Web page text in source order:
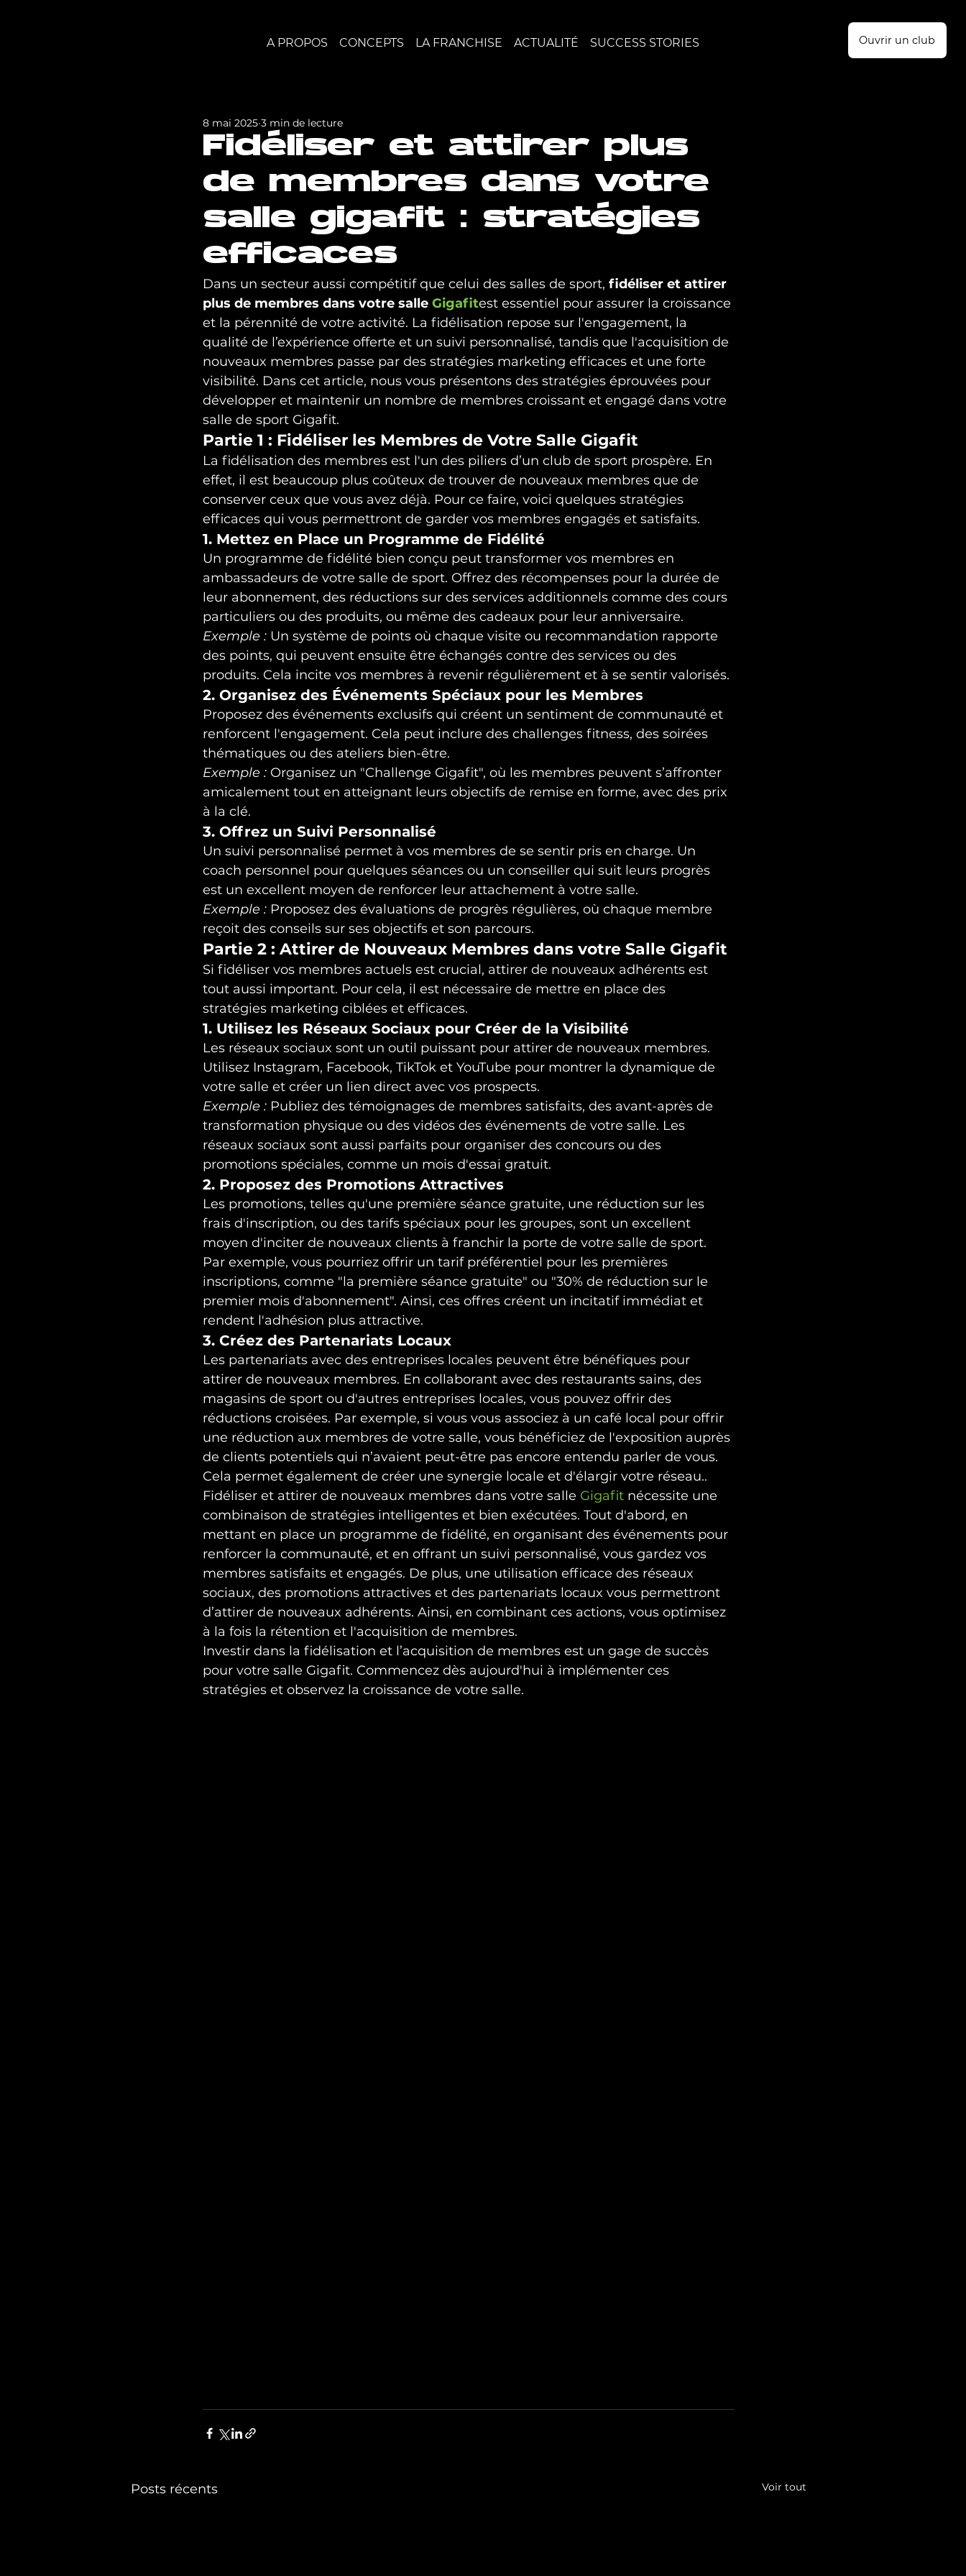
A PROPOS CONCEPTS LA FRANCHISE ACTUALITÉ SUCCESS STORIES Ouvrir un club
Fidéliser et attirer plus
de membres dans votre
salle gigafit : stratégies
efficaces
8 mai 2025 3 min de lecture
Dans un secteur aussi compétitif que celui des salles de sport, fidéliser et attirer
plus de membres dans votre salle Gigafitest essentiel pour assurer la croissance
et la pérennité de votre activité. La fidélisation repose sur l'engagement, la
qualité de l’expérience offerte et un suivi personnalisé, tandis que l'acquisition de
nouveaux membres passe par des stratégies marketing efficaces et une forte
visibilité. Dans cet article, nous vous présentons des stratégies éprouvées pour
développer et maintenir un nombre de membres croissant et engagé dans votre
salle de sport Gigafit.
Partie 1 : Fidéliser les Membres de Votre Salle Gigafit
La fidélisation des membres est l'un des piliers d’un club de sport prospère. En
effet, il est beaucoup plus coûteux de trouver de nouveaux membres que de
conserver ceux que vous avez déjà. Pour ce faire, voici quelques stratégies
efficaces qui vous permettront de garder vos membres engagés et satisfaits.
1. Mettez en Place un Programme de Fidélité
Un programme de fidélité bien conçu peut transformer vos membres en
ambassadeurs de votre salle de sport. Offrez des récompenses pour la durée de
leur abonnement, des réductions sur des services additionnels comme des cours
particuliers ou des produits, ou même des cadeaux pour leur anniversaire.
Exemple : Un système de points où chaque visite ou recommandation rapporte
des points, qui peuvent ensuite être échangés contre des services ou des
produits. Cela incite vos membres à revenir régulièrement et à se sentir valorisés.
2. Organisez des Événements Spéciaux pour les Membres
Proposez des événements exclusifs qui créent un sentiment de communauté et
renforcent l'engagement. Cela peut inclure des challenges fitness, des soirées
thématiques ou des ateliers bien-être.
Exemple : Organisez un "Challenge Gigafit", où les membres peuvent s’affronter
amicalement tout en atteignant leurs objectifs de remise en forme, avec des prix
à la clé.
3. Offrez un Suivi Personnalisé
Un suivi personnalisé permet à vos membres de se sentir pris en charge. Un
coach personnel pour quelques séances ou un conseiller qui suit leurs progrès
est un excellent moyen de renforcer leur attachement à votre salle.
Exemple : Proposez des évaluations de progrès régulières, où chaque membre
reçoit des conseils sur ses objectifs et son parcours.
Partie 2 : Attirer de Nouveaux Membres dans votre Salle Gigafit
Si fidéliser vos membres actuels est crucial, attirer de nouveaux adhérents est
tout aussi important. Pour cela, il est nécessaire de mettre en place des
stratégies marketing ciblées et efficaces.
1. Utilisez les Réseaux Sociaux pour Créer de la Visibilité
Les réseaux sociaux sont un outil puissant pour attirer de nouveaux membres.
Utilisez Instagram, Facebook, TikTok et YouTube pour montrer la dynamique de
votre salle et créer un lien direct avec vos prospects.
Exemple : Publiez des témoignages de membres satisfaits, des avant-après de
transformation physique ou des vidéos des événements de votre salle. Les
réseaux sociaux sont aussi parfaits pour organiser des concours ou des
promotions spéciales, comme un mois d'essai gratuit.
2. Proposez des Promotions Attractives
Les promotions, telles qu'une première séance gratuite, une réduction sur les
frais d'inscription, ou des tarifs spéciaux pour les groupes, sont un excellent
moyen d'inciter de nouveaux clients à franchir la porte de votre salle de sport.
Par exemple, vous pourriez offrir un tarif préférentiel pour les premières
inscriptions, comme "la première séance gratuite" ou "30% de réduction sur le
premier mois d'abonnement". Ainsi, ces offres créent un incitatif immédiat et
rendent l'adhésion plus attractive.
3. Créez des Partenariats Locaux
Les partenariats avec des entreprises locales peuvent être bénéfiques pour
attirer de nouveaux membres. En collaborant avec des restaurants sains, des
magasins de sport ou d'autres entreprises locales, vous pouvez offrir des
réductions croisées. Par exemple, si vous vous associez à un café local pour offrir
une réduction aux membres de votre salle, vous bénéficiez de l'exposition auprès
de clients potentiels qui n’avaient peut-être pas encore entendu parler de vous.
Cela permet également de créer une synergie locale et d'élargir votre réseau..
Fidéliser et attirer de nouveaux membres dans votre salle Gigafit nécessite une
combinaison de stratégies intelligentes et bien exécutées. Tout d'abord, en
mettant en place un programme de fidélité, en organisant des événements pour
renforcer la communauté, et en offrant un suivi personnalisé, vous gardez vos
membres satisfaits et engagés. De plus, une utilisation efficace des réseaux
sociaux, des promotions attractives et des partenariats locaux vous permettront
d’attirer de nouveaux adhérents. Ainsi, en combinant ces actions, vous optimisez
à la fois la rétention et l'acquisition de membres.
Investir dans la fidélisation et l’acquisition de membres est un gage de succès
pour votre salle Gigafit. Commencez dès aujourd'hui à implémenter ces
stratégies et observez la croissance de votre salle.
Posts récents Voir tout